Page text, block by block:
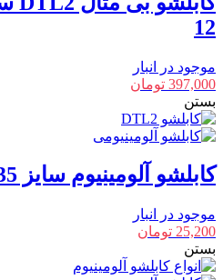
12
موجود در انبار
397,000 تومان
بستن
کابلشو آلومینیوم سایز 35
موجود در انبار
25,200 تومان
بستن